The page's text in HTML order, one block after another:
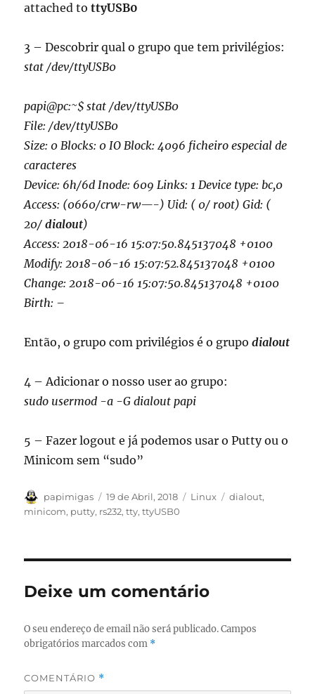
attached tottyUSB0
3 – Descobrir qual o grupo que tem privilégios:
stat /dev/ttyUSB0
papi@pc:~$ stat /dev/ttyUSB0
File: /dev/ttyUSB0
Size: 0 Blocks: 0 IO Block: 4096 ficheiro especial de
caracteres
Device: 6h/6d Inode: 609 Links: 1 Device type: bc,0
Access: (0660/crw-rw—-) Uid: ( 0/ root) Gid: (
20/dialout)
Access: 2018-06-16 15:07:50.845137048 +0100
Modify: 2018-06-16 15:07:52.845137048 +0100
Change: 2018-06-16 15:07:50.845137048 +0100
Birth: –
Então, o grupo com privilégios é o grupodialout
4 – Adicionar o nosso user ao grupo:
sudo usermod -a -G dialout papi
5 – Fazer logout e já podemos usar o Putty ou o
Minicom sem “sudo”
Autor
papimigas
Publicado
em
19 de Abril, 2018 Categorias
Linux Etiquetas
dialout,
minicom, putty, rs232,tty,ttyUSB0
Deixe um comentário
O seu endereço de email não será publicado. Campos
obrigatórios marcados com *
COMENTÁRIO *